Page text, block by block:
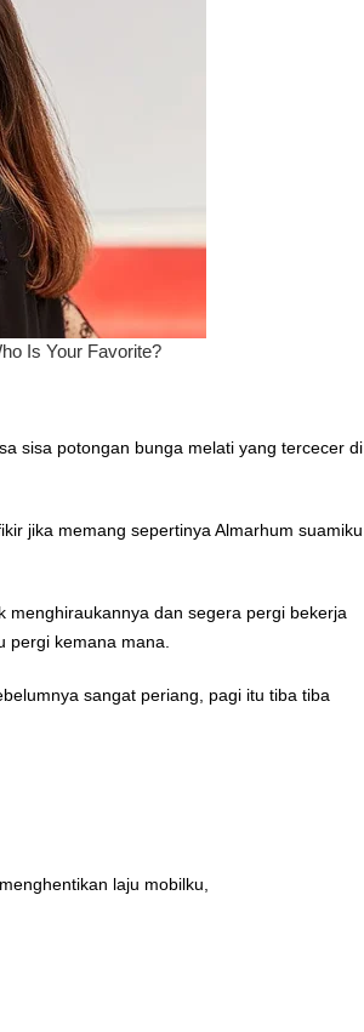
sisa potongan bunga melati yang tercecer di
jika memang sepertinya Almarhum suamiku
menghiraukannya dan segera pergi bekerja
pergi kemana mana.
sangat periang, pagi itu tiba tiba
laju mobilku,